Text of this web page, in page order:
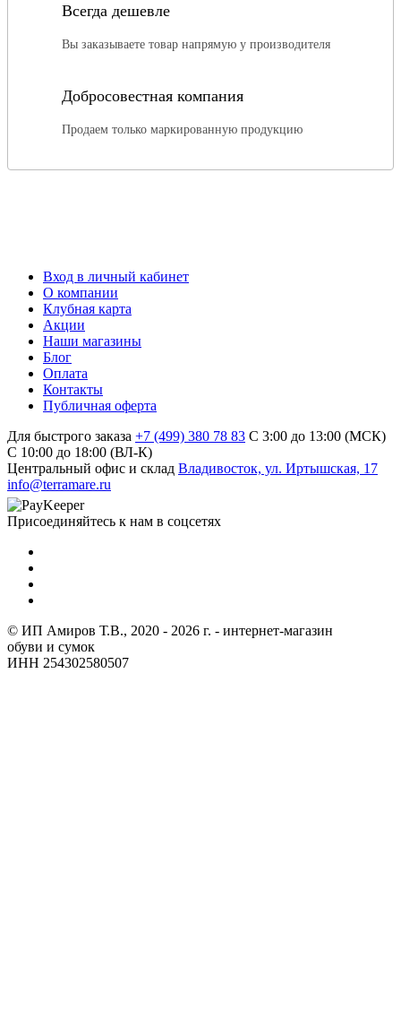
Всегда дешевле
Вы заказываете товар напрямую у производителя
Добросовестная компания
Продаем только маркированную продукцию
Вход в личный кабинет
О компании
Клубная карта
Акции
Наши магазины
Блог
Оплата
Контакты
Публичная оферта
Для быстрого заказа +7 (499) 380 78 83 С 3:00 до 13:00 (МСК)
C 10:00 до 18:00 (ВЛ-К)
Центральный офис и склад Владивосток, ул. Иртышская, 17
info@terramare.ru
Присоединяйтесь к нам в соцсетях
© ИП Амиров Т.В., 2020 - 2026 г. - интернет-магазин
обуви и сумок
ИНН 254302580507